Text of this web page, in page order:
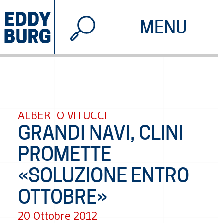
MENU
INIZIATIVE CHI SIAMO
© 2026 EDDYBURG
ALBERTO VITUCCI
GRANDI NAVI, CLINI
PROMETTE
«SOLUZIONE ENTRO
OTTOBRE»
20 Ottobre 2012